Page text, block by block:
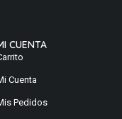
CUENTA
Cuenta
Pedidos